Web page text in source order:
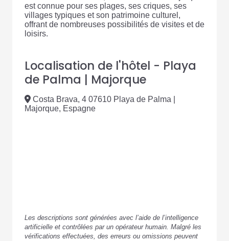
est connue pour ses plages, ses criques, ses
villages typiques et son patrimoine culturel,
offrant de nombreuses possibilités de visites et de
loisirs.
Localisation de l'hôtel - Playa
de Palma | Majorque
Costa Brava, 4 07610 Playa de Palma |
Majorque, Espagne
Les descriptions sont générées avec l’aide de l’intelligence
artificielle et contrôlées par un opérateur humain. Malgré les
vérifications effectuées, des erreurs ou omissions peuvent